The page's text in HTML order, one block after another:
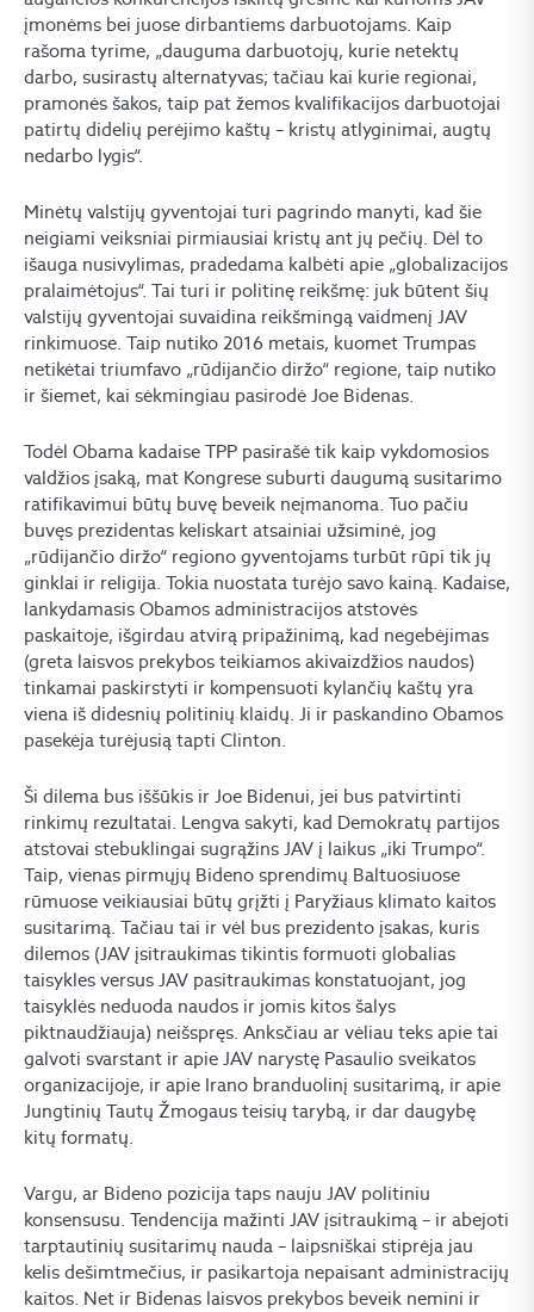
įmonėms bei juose dirbantiems darbuotojams. Kaip
rašoma tyrime, „dauguma darbuotojų, kurie netektų
darbo, susirastų alternatyvas; tačiau kai kurie regionai,
pramonės šakos, taip pat žemos kvalifikacijos darbuotojai
patirtų didelių perėjimo kaštų – kristų atlyginimai, augtų
nedarbo lygis“.
Minėtų valstijų gyventojai turi pagrindo manyti, kad šie
neigiami veiksniai pirmiausiai kristų ant jų pečių. Dėl to
išauga nusivylimas, pradedama kalbėti apie „globalizacijos
pralaimėtojus“. Tai turi ir politinę reikšmę: juk būtent šių
valstijų gyventojai suvaidina reikšmingą vaidmenį JAV
rinkimuose. Taip nutiko 2016 metais, kuomet Trumpas
netikėtai triumfavo „rūdijančio diržo“ regione, taip nutiko
ir šiemet, kai sėkmingiau pasirodė Joe Bidenas.
Todėl Obama kadaise TPP pasirašė tik kaip vykdomosios
valdžios įsaką, mat Kongrese suburti daugumą susitarimo
ratifikavimui būtų buvę beveik neįmanoma. Tuo pačiu
buvęs prezidentas keliskart atsainiai užsiminė, jog
„rūdijančio diržo“ regiono gyventojams turbūt rūpi tik jų
ginklai ir religija. Tokia nuostata turėjo savo kainą. Kadaise,
lankydamasis Obamos administracijos atstovės
paskaitoje, išgirdau atvirą pripažinimą, kad negebėjimas
(greta laisvos prekybos teikiamos akivaizdžios naudos)
tinkamai paskirstyti ir kompensuoti kylančių kaštų yra
viena iš didesnių politinių klaidų. Ji ir paskandino Obamos
pasekėja turėjusią tapti Clinton.
Ši dilema bus iššūkis ir Joe Bidenui, jei bus patvirtinti
rinkimų rezultatai. Lengva sakyti, kad Demokratų partijos
atstovai stebuklingai sugrąžins JAV į laikus „iki Trumpo“.
Taip, vienas pirmųjų Bideno sprendimų Baltuosiuose
rūmuose veikiausiai būtų grįžti į Paryžiaus klimato kaitos
susitarimą. Tačiau tai ir vėl bus prezidento įsakas, kuris
dilemos (JAV įsitraukimas tikintis formuoti globalias
taisykles versus JAV pasitraukimas konstatuojant, jog
taisyklės neduoda naudos ir jomis kitos šalys
piktnaudžiauja) neišspręs. Anksčiau ar vėliau teks apie tai
galvoti svarstant ir apie JAV narystę Pasaulio sveikatos
organizacijoje, ir apie Irano branduolinį susitarimą, ir apie
Jungtinių Tautų Žmogaus teisių tarybą, ir dar daugybę
kitų formatų.
Vargu, ar Bideno pozicija taps nauju JAV politiniu
konsensusu. Tendencija mažinti JAV įsitraukimą – ir abejoti
tarptautinių susitarimų nauda – laipsniškai stiprėja jau
kelis dešimtmečius, ir pasikartoja nepaisant administracijų
kaitos. Net ir Bidenas laisvos prekybos beveik nemini ir